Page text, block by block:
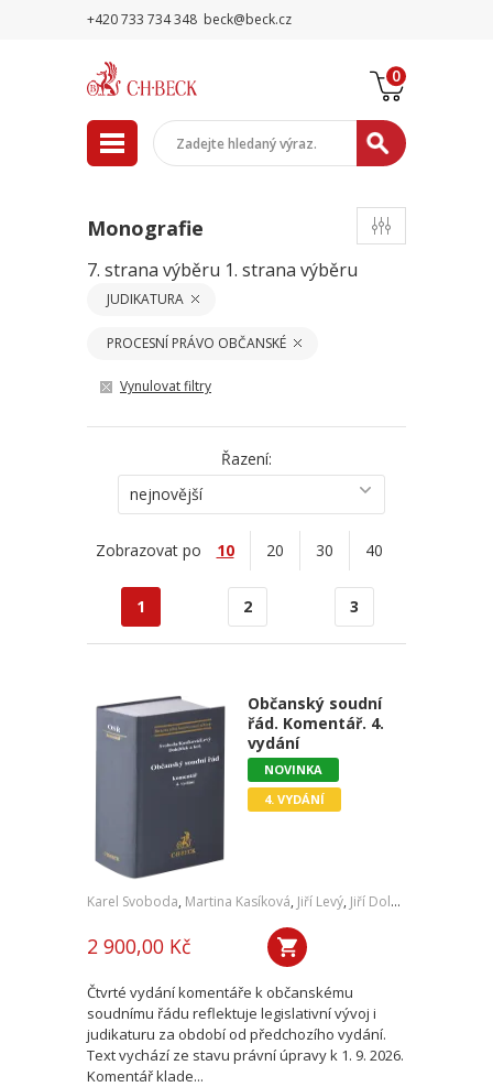
+420 733 734 348 beck@beck.cz
0
Monografie
7. strana výběru 1. strana výběru
JUDIKATURA
PROCESNÍ PRÁVO OBČANSKÉ
Vynulovat filtry
Řazení:
nejnovější
Zobrazovat po 10 20 30 40
1 2 3
Občanský soudní
řád. Komentář. 4.
vydání
NOVINKA
4. VYDÁNÍ
Karel Svoboda, Martina Kasíková, Jiří Levý, Jiří Doležílek
2 900,00 Kč
Čtvrté vydání komentáře k občanskému
soudnímu řádu reflektuje legislativní vývoj i
judikaturu za období od předchozího vydání.
Text vychází ze stavu právní úpravy k 1. 9. 2026.
Komentář klade...